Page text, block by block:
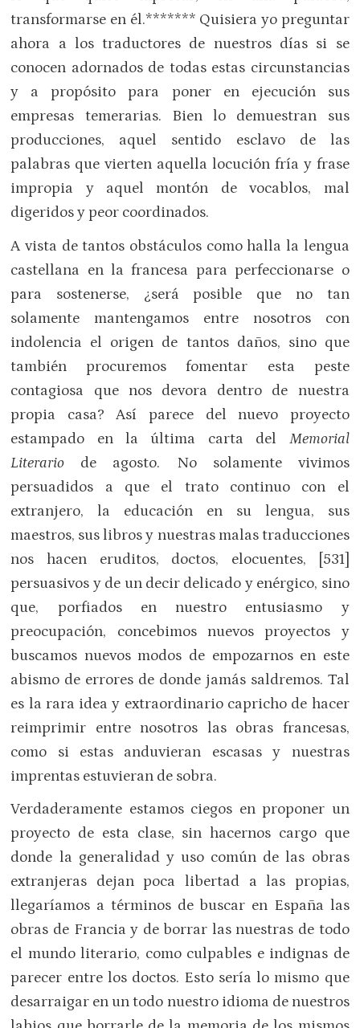
transformarse en él.******* Quisiera yo preguntar
ahora a los traductores de nuestros días si se
conocen adornados de todas estas circunstancias
y a propósito para poner en ejecución sus
empresas temerarias. Bien lo demuestran sus
producciones, aquel sentido esclavo de las
palabras que vierten aquella locución fría y frase
impropia y aquel montón de vocablos, mal
digeridos y peor coordinados.
A vista de tantos obstáculos como halla la lengua
castellana en la francesa para perfeccionarse o
para sostenerse, ¿será posible que no tan
solamente mantengamos entre nosotros con
indolencia el origen de tantos daños, sino que
también procuremos fomentar esta peste
contagiosa que nos devora dentro de nuestra
propia casa? Así parece del nuevo proyecto
estampado en la última carta del Memorial
Literario de agosto. No solamente vivimos
persuadidos a que el trato continuo con el
extranjero, la educación en su lengua, sus
maestros, sus libros y nuestras malas traducciones
nos hacen eruditos, doctos, elocuentes, [531]
persuasivos y de un decir delicado y enérgico, sino
que, porfiados en nuestro entusiasmo y
preocupación, concebimos nuevos proyectos y
buscamos nuevos modos de empozarnos en este
abismo de errores de donde jamás saldremos. Tal
es la rara idea y extraordinario capricho de hacer
reimprimir entre nosotros las obras francesas,
como si estas anduvieran escasas y nuestras
imprentas estuvieran de sobra.
Verdaderamente estamos ciegos en proponer un
proyecto de esta clase, sin hacernos cargo que
donde la generalidad y uso común de las obras
extranjeras dejan poca libertad a las propias,
llegaríamos a términos de buscar en España las
obras de Francia y de borrar las nuestras de todo
el mundo literario, como culpables e indignas de
parecer entre los doctos. Esto sería lo mismo que
desarraigar en un todo nuestro idioma de nuestros